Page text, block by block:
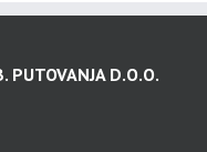
PUTOVANJA D.O.O.